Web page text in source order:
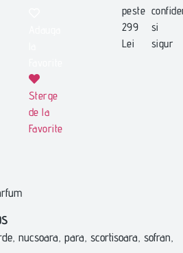
Sterge
de la
Favorite
peste
299
Lei
si
sigur
nucsoara, para, scortisoara, sofran,